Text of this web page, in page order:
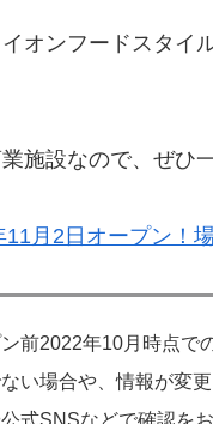
オンフードスタイ
施設なので、ぜひ
月2日オープン！
前2022年10月時点で
い場合や、情報が変
式SNSなどで確認を